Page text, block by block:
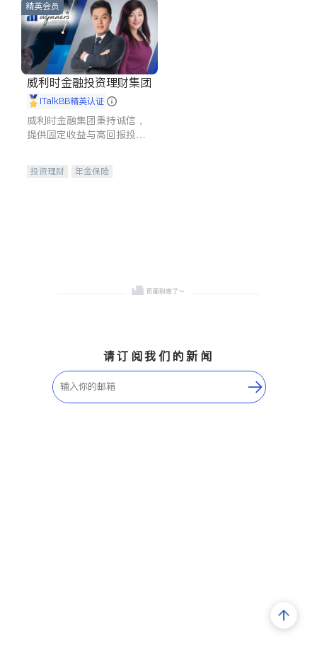
精英会员
威利时金融投资理财集团
iTalkBB精英认证
威利时金融集团秉持诚信，
提供固定收益与高回报投资
合，助力客户实现目标
投资理财
年金保险
请订阅我们的新闻